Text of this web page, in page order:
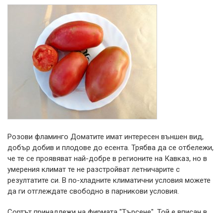
Розови фламинго Доматите имат интересен външен вид,
добър добив и плодове до есента. Трябва да се отбележи,
че те се проявяват най-добре в регионите на Кавказ, но в
умерения климат те не разстройват летничарите с
резултатите си. В по-хладните климатични условия можете
да ги отглеждате свободно в парникови условия.